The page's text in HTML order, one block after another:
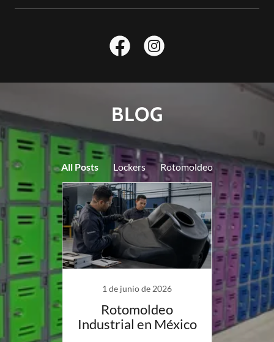
BLOG
All Posts Lockers Rotomoldeo
1 de junio de 2026
Rotomoldeo
Industrial en México